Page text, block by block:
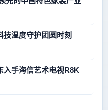
温度守护团圆时刻
入手海信艺术电视R8K